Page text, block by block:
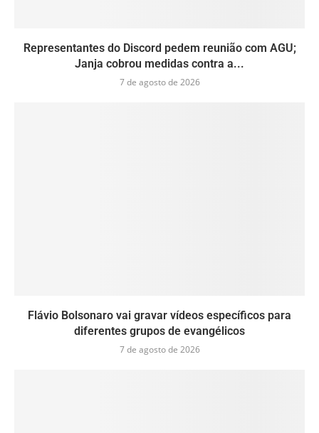
Representantes do Discord pedem reunião com AGU;
Janja cobrou medidas contra a...
7 de agosto de 2026
Flávio Bolsonaro vai gravar vídeos específicos para
diferentes grupos de evangélicos
7 de agosto de 2026